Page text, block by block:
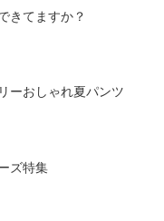
きてますか？
ーおしゃれ夏パンツ
ズ特集